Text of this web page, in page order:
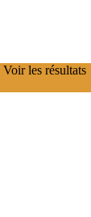
Voir les résultats